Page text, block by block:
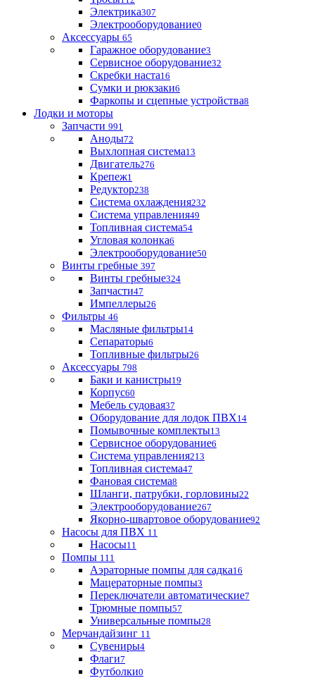
Электрика307
Электрооборудование0
Аксессуары 65
Гаражное оборудование3
Сервисное оборудование32
Скребки наста16
Сумки и рюкзаки6
Фаркопы и сцепные устройства8
Лодки и моторы
Запчасти 991
Аноды72
Выхлопная система13
Двигатель276
Крепеж1
Редуктор238
Система охлаждения232
Система управления49
Топливная система54
Угловая колонка6
Электрооборудование50
Винты гребные 397
Винты гребные324
Запчасти47
Импеллеры26
Фильтры 46
Масляные фильтры14
Сепараторы6
Топливные фильтры26
Аксессуары 798
Баки и канистры19
Корпус60
Мебель судовая37
Оборудование для лодок ПВХ14
Помывочные комплекты13
Сервисное оборудование6
Система управления213
Топливная система47
Фановая система8
Шланги, патрубки, горловины22
Электрооборудование267
Якорно-швартовое оборудование92
Насосы для ПВХ 11
Насосы11
Помпы 111
Аэраторные помпы для садка16
Мацераторные помпы3
Переключатели автоматические7
Трюмные помпы57
Универсальные помпы28
Мерчандайзинг 11
Сувениры4
Флаги7
Футболки0